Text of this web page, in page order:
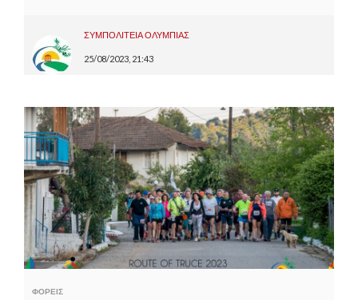
ΣΥΜΠΟΛΙΤΕΙΑ ΟΛΥΜΠΙΑΣ
25/08/2023, 21:43
ΦΟΡΕΙΣ